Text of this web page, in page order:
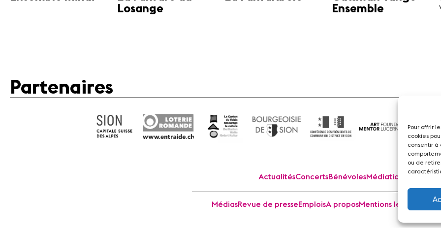
Pour offrir
cookies
consentir à
ou de
Violon
Castellon
Partenaires
ActualitésConcertsBénévolesMédiation
MédiasRevue de presseEmploisA proposMentions légales